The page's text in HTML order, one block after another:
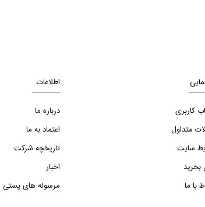
کاربری
متداول
سایت
با ما
اطلاعات
درباره ما
اعتماد به ما
تاریخچه شرکت
اخبار
مرسوله های پستی